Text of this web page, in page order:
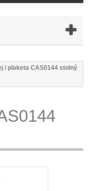
/ plaketa CAS0144 stolný